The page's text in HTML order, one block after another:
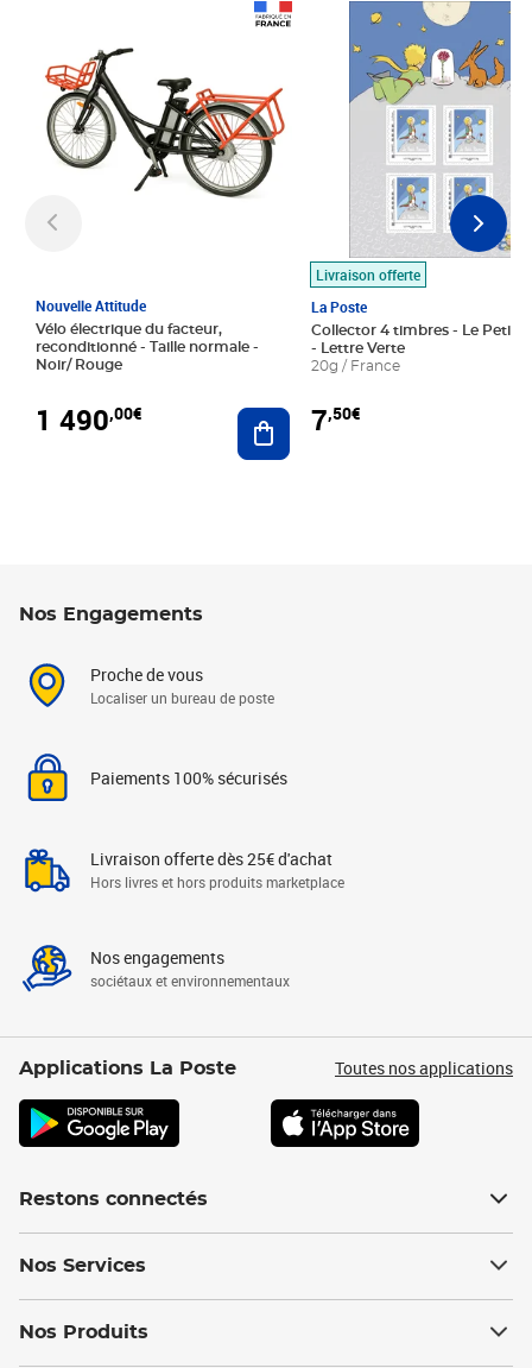
Nouvelle Attitude
Vélo électrique du facteur,
reconditionné - Taille normale -
Noir/ Rouge
1 490,00€ Ajouter au panier
Livraison offerte
La Poste
Collector 4 timbres - Le Petit
- Lettre Verte
20g / France
7,50€
Prix 7,50€
Nos Engagements
Proche de vous
Localiser un bureau de poste
Paiements 100% sécurisés
Livraison offerte dès 25€ d'achat
Hors livres et hors produits marketplace
Nos engagements
sociétaux et environnementaux
Applications La Poste Toutes nos applications
Restons connectés
Nos Services
Nos Produits